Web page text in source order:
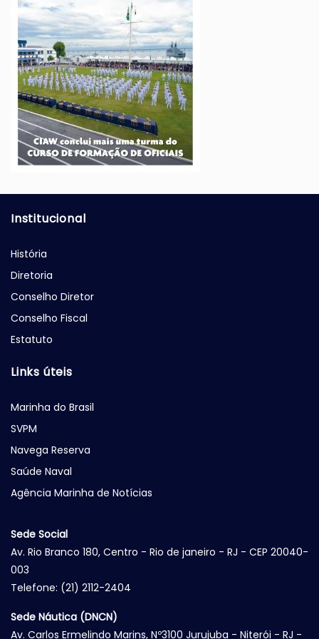
Institucional
História
Diretoria
Conselho Diretor
Conselho Fiscal
Estatuto
Links úteis
Marinha do Brasil
SVPM
Navega Reserva
Saúde Naval
Agência Marinha de Notícias
Sede Social
Av. Rio Branco 180, Centro - Rio de janeiro - RJ - CEP 20040-
003
Telefone: (21) 2112-2404
Sede Náutica (DNCN)
Av. Carlos Ermelindo Marins, Nº3100 Jurujuba - Niterói - RJ -